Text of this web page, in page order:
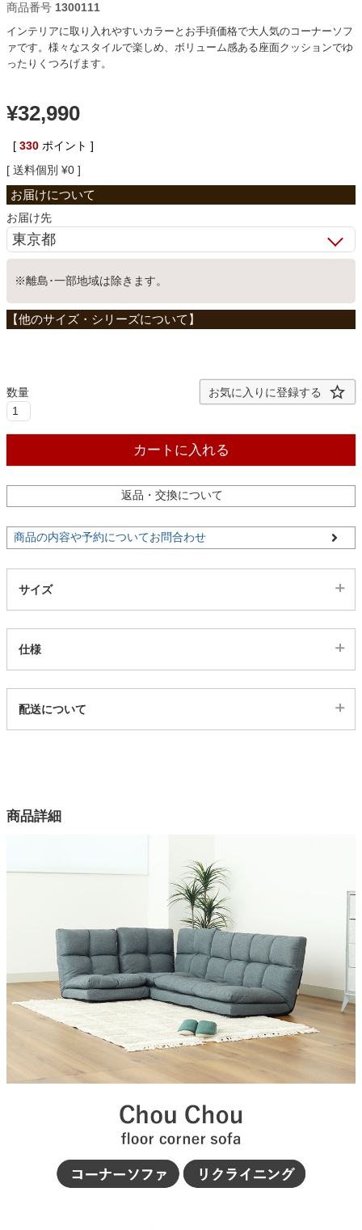
椅子・チェア
食器棚・キッチン収納
収納家具
ファブリック
カーテン
ガーデン
タワー
商品番号 1300111
インテリアに取り入れやすいカラーとお手頃価格で大人気のコーナーソフ
ァです。様々なスタイルで楽しめ、ボリューム感ある座面クッションでゆ
ったりくつろげます。
¥32,990
[ 330 ポイント ]
送料個別 ¥0
お届け先
※離島･一部地域は除きます。
お気に入りに登録する
カートに入れる
返品・交換について
商品の内容や予約についてお問合わせ
サイズ
仕様
1300111
1色
背もたれリクライニング
面当たり約80kg
搬入間口
最低幅約50cm
梱包サイズ
商品重量
配送について
商品詳細